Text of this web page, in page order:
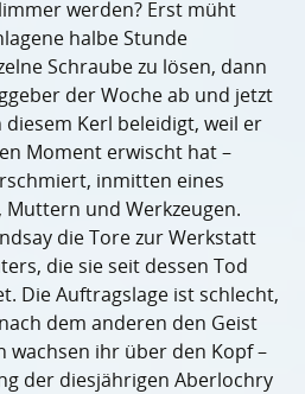
werden? Erst müht
halbe Stunde
Schraube zu lösen, dann
der Woche ab und jetzt
Kerl beleidigt, weil er
Moment erwischt hat –
inmitten eines
Muttern und Werkzeugen.
die Tore zur Werkstatt
die sie seit dessen Tod
Die Auftragslage ist schlecht,
dem anderen den Geist
wachsen ihr über den Kopf –
der diesjährigen Aberlochry